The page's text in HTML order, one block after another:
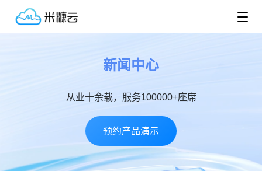
新闻中心
从业十余载，服务100000+座席
预约产品演示